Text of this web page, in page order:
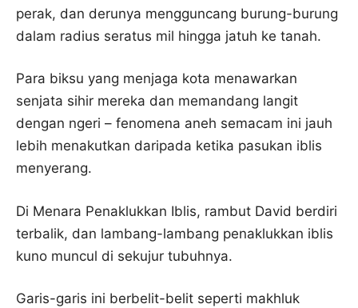
perak, dan derunya mengguncang burung-burung
dalam radius seratus mil hingga jatuh ke tanah.
Para biksu yang menjaga kota menawarkan
senjata sihir mereka dan memandang langit
dengan ngeri – fenomena aneh semacam ini jauh
lebih menakutkan daripada ketika pasukan iblis
menyerang.
Di Menara Penaklukkan Iblis, rambut David berdiri
terbalik, dan lambang-lambang penaklukkan iblis
kuno muncul di sekujur tubuhnya.
Garis-garis ini berbelit-belit seperti makhluk